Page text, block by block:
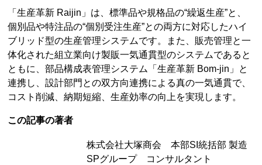
「生産革新 Raijin」は、標準品や規格品の“繰返生産”と、
個別品や特注品の“個別受注生産”との両方に対応したハイ
ブリッド型の生産管理システムです。また、販売管理と一
体化された組立業向け製販一気通貫型のシステムであると
ともに、部品構成表管理システム「生産革新 Bom-jin」と
連携し、設計部門との双方向連携による真の一気通貫で、
コスト削減、納期短縮、生産効率の向上を実現します。
この記事の著者
株式会社大塚商会 本部SI統括部 製造
SPグループ コンサルタント